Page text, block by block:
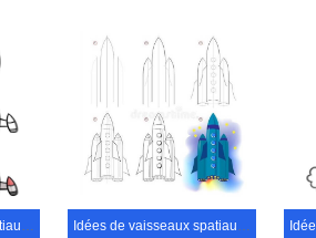
Idées de vaisseaux spatiaux (25) Idées de vaisseaux spatiaux (8)